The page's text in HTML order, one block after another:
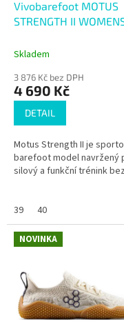
Vivobarefoot MOTUS
STRENGTH II
Skladem
3 876 Kč bez DPH
4 690 Kč
DETAIL
Motus Strength II je
barefoot model navržený
silový a funkční trénink
39 40
NOVINKA